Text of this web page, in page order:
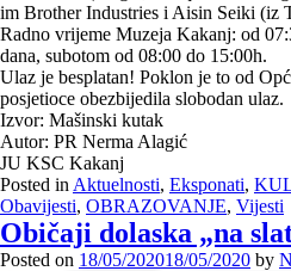
im Brother Industries i Aisin Seiki (iz
Radno vrijeme Muzeja Kakanj: od
dana, subotom od 08:00 do 15:00h.
Ulaz je besplatan! Poklon je to od
posjetioce obezbijedila slobodan ulaz.
Izvor: Mašinski kutak
Autor: PR Nerma Alagić
JU KSC Kakanj
Posted in Aktuelnosti, Eksponati,
Obavijesti, OBRAZOVANJE, Vijesti
Običaji dolaska „na
Posted on 18/05/202018/05/2020 by